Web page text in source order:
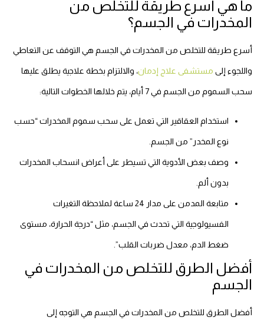
ما هي أسرع طريقة للتخلص من
المخدرات في الجسم؟
أسرع طريقة للتخلص من المخدرات في الجسم هي التوقف عن التعاطي
واللجوء إلى مستشفى علاج إدمان، والالتزام بخطة علاجية يطلق عليها
سحب السموم من الجسم في 7 أيام، يتم خلالها الخطوات التالية:
استخدام العقاقير التي تعمل على سحب سموم المخدرات “حسب
نوع المخدر” من الجسم.
وصف بعض الأدوية التي تسيطر على أعراض انسحاب المخدرات
بدون ألم.
متابعة المدمن على مدار 24 ساعة لملاحظة التغيرات
الفسيولوجية التي تحدث في الجسم، مثل “درجة الحرارة، مستوى
ضغط الدم، معدل ضربات القلب”.
أفضل الطرق للتخلص من المخدرات في
الجسم
أفضل الطرق للتخلص من المخدرات في الجسم هي التوجه إلى